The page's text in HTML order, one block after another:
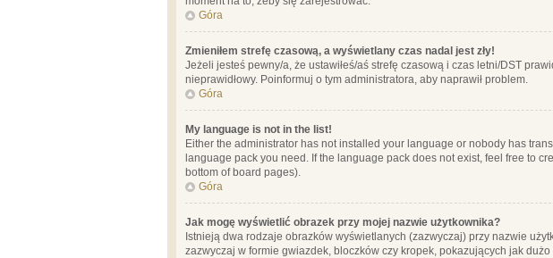
Góra
Zmieniłem strefę czasową, a wyświetlany czas nadal jest zły!
Jeżeli jesteś pewny/a, że ustawiłeś/aś strefę czasową i czas letni/DST
nieprawidłowy. Poinformuj o tym administratora, aby naprawił problem.
Góra
My language is not in the list!
Either the administrator has not installed your language or nobody has
language pack you need. If the language pack does not exist, feel free to
bottom of board pages).
Góra
Jak mogę wyświetlić obrazek przy mojej nazwie użytkownika?
Istnieją dwa rodzaje obrazków wyświetlanych (zazwyczaj) przy nazwie
zazwyczaj w formie gwiazdek, bloczków czy kropek, pokazujących jak